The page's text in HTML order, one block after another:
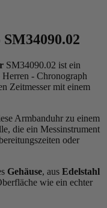
SM34090.02 ist ein
- Chronograph
Zeitmesser mit einem
Armbanduhr zu einem
die ein Messinstrument
oder
Gehäuse, aus Edelstahl
wie ein echter